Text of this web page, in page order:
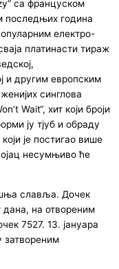
са француском
последњих година
електро-
платинасти тираж
и другим европским
синглова
Wait“, хит који броји
ју тјуб и обраду
је постигао више
несумњиво ће
славља. Дочек
дана, на отвореним
7527. 13. јануара
затвореним